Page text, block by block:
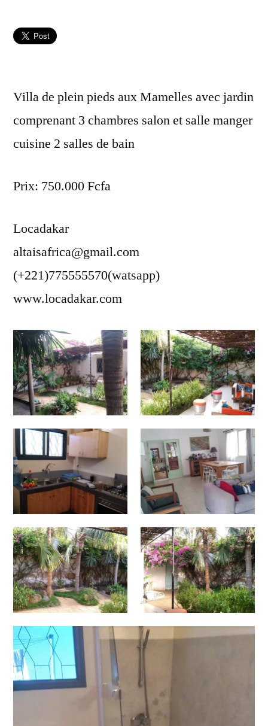
Villa de plein pieds aux Mamelles avec jardin
comprenant 3 chambres salon et salle manger
cuisine 2 salles de bain
Prix: 750.000 Fcfa
Locadakar
altaisafrica@gmail.com
(+221)775555570(watsapp)
www.locadakar.com